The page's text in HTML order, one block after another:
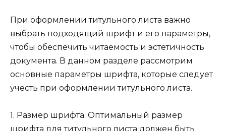
При оформлении титульного листа важно
выбрать подходящий шрифт и его параметры,
чтобы обеспечить читаемость и эстетичность
документа. В данном разделе рассмотрим
основные параметры шрифта, которые следует
учесть при оформлении титульного листа.
1. Размер шрифта. Оптимальный размер
шрифта для титульного листа должен быть